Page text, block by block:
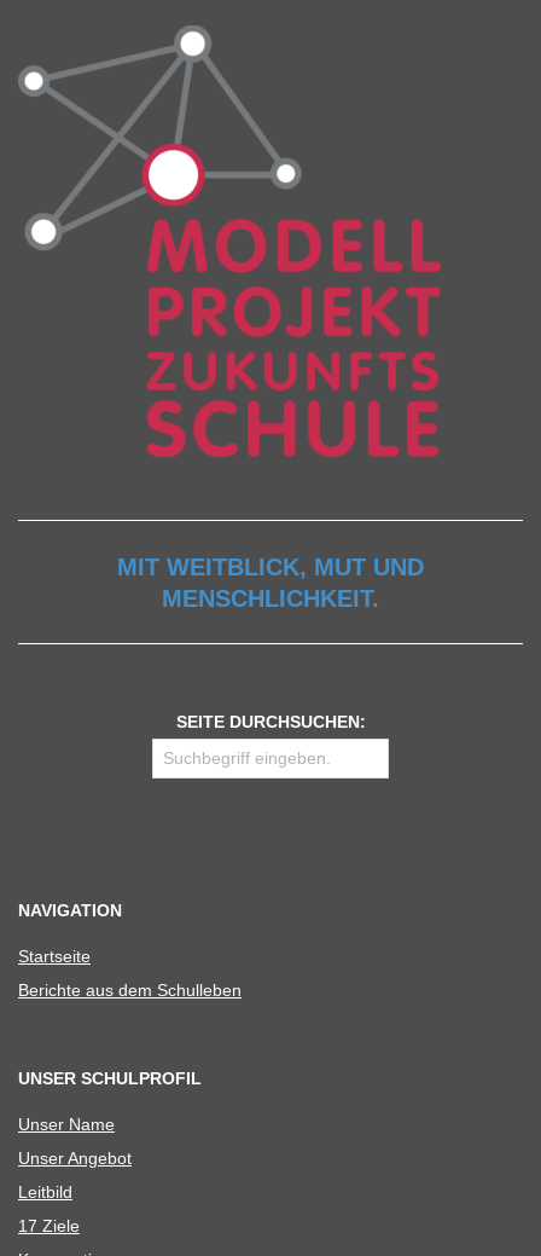
MIT WEITBLICK, MUT UND
MENSCHLICHKEIT.
SEITE DURCHSUCHEN:
NAVIGATION
Start­seite
Berichte aus dem Schulleben
UNSER SCHULPROFIL
Unser Name
Unser Ange­bot
Leit­bild
17 Ziele